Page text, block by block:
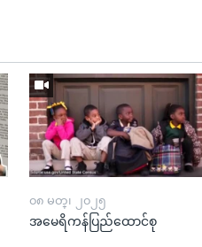
၀၈ မတ္၊ ၂၀၂၅
အမေရိကန်ပြည်ထောင်စု